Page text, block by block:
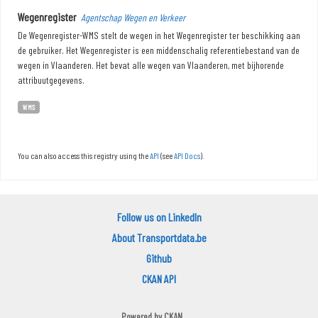
Wegenregister Agentschap Wegen en Verkeer
De Wegenregister-WMS stelt de wegen in het Wegenregister ter beschikking aan
de gebruiker. Het Wegenregister is een middenschalig referentiebestand van de
wegen in Vlaanderen. Het bevat alle wegen van Vlaanderen, met bijhorende
attribuutgegevens.
WMS
You can also access this registry using theAPI (seeAPI Docs).
Follow us on LinkedIn
About Transportdata.be
Github
CKAN API